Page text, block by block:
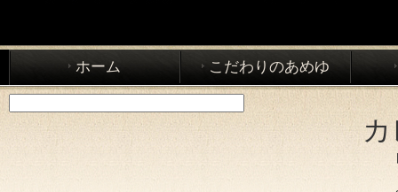
ホーム こだわりのあめゆ
カ